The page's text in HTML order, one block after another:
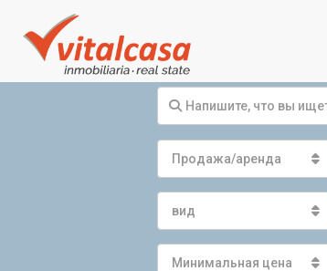
Продажа/аренда
вид
Минимальная цена